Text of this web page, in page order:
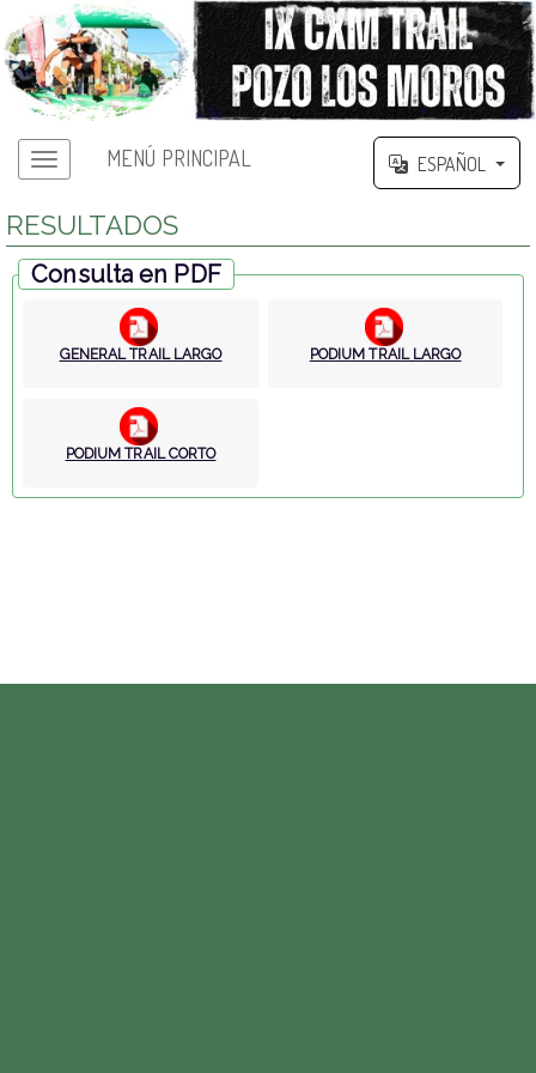
MENÚ PRINCIPAL ESPAÑOL
RESULTADOS
Consulta en PDF
GENERAL TRAIL LARGO PODIUM TRAIL LARGO
PODIUM TRAIL CORTO